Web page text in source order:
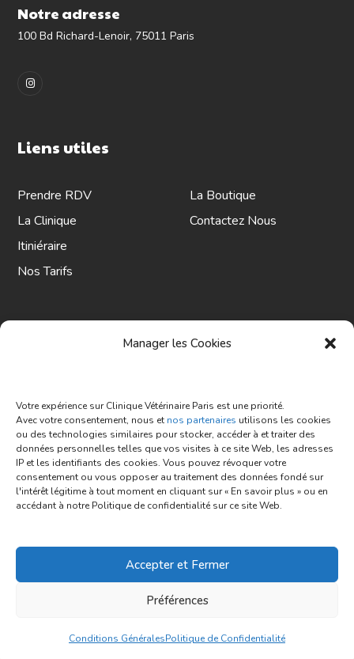
Manager les Cookies
Votre expérience sur Clinique Vétérinaire Paris est une priorité.
Avec votre consentement, nous et nos partenaires utilisons les cookies
ou des technologies similaires pour stocker, accéder à et traiter des
données personnelles telles que vos visites à ce site Web, les adresses
IP et les identifiants des cookies. Vous pouvez révoquer votre
consentement ou vous opposer au traitement des données fondé sur
l'intérêt légitime à tout moment en cliquant sur « En savoir plus » ou en
accédant à notre Politique de confidentialité sur ce site Web.
Accepter et Fermer
Préférences
Conditions GénéralesPolitique de Confidentialité
Notre adresse
100 Bd Richard-Lenoir, 75011 Paris
Liens utiles
Prendre RDV
La Clinique
Itiniéraire
Nos Tarifs
La Boutique
Contactez Nous
Lundi - Vendredi: 9h – 12h / 15h-18h
Samedi: 9h – 12h
Conditions générales Politique de confidentialité
Tous Droits Réservés.